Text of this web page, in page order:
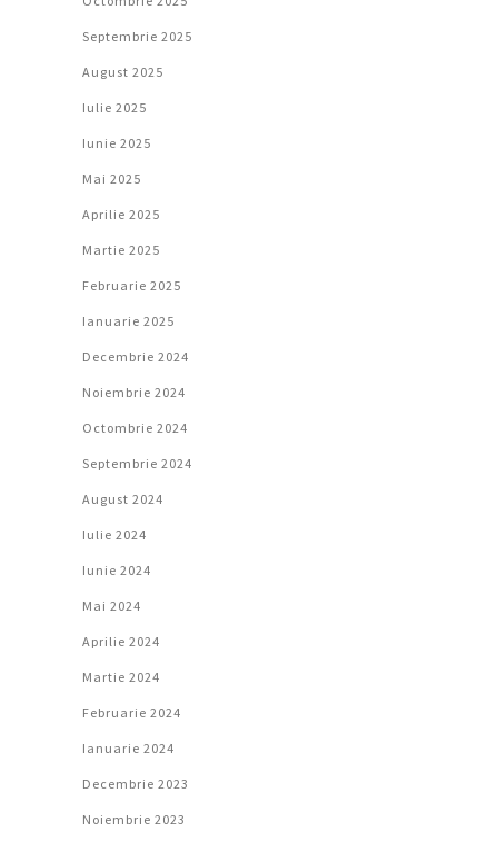
Septembrie 2025
August 2025
Iulie 2025
Iunie 2025
Mai 2025
Aprilie 2025
Martie 2025
Februarie 2025
Ianuarie 2025
Decembrie 2024
Noiembrie 2024
Octombrie 2024
Septembrie 2024
August 2024
Iulie 2024
Iunie 2024
Mai 2024
Aprilie 2024
Martie 2024
Februarie 2024
Ianuarie 2024
Decembrie 2023
Noiembrie 2023